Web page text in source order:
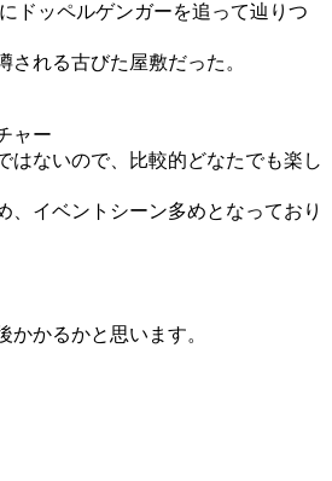
ドッペルゲンガーを追って辿りつ
される古びた屋敷だった。
ャー
はないので、比較的どなたでも楽し
イベントシーン多めとなっており
かるかと思います。